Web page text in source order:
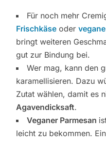
Für noch mehr
Frischkäseoder
bringt weiteren
gut zur Bindung bei.
Wer mag, kann den
karamellisieren. Dazu
Zutat wählen, damit es
Agavendicksaft.
Veganer Parmesan
leicht zu bekommen.